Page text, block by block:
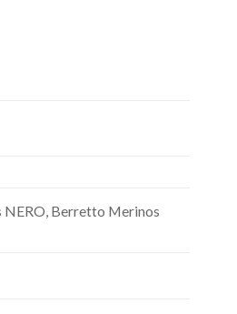
Berretto Merinos